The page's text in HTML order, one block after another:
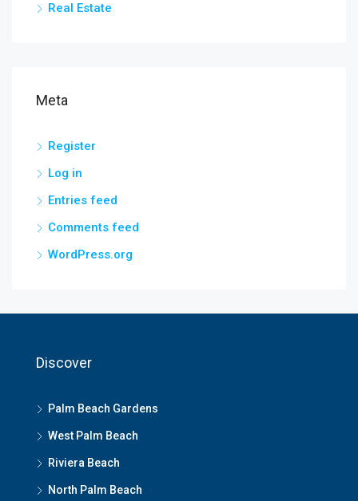
Real Estate
Meta
Register
Log in
Entries feed
Comments feed
WordPress.org
Discover
Palm Beach Gardens
West Palm Beach
Riviera Beach
North Palm Beach